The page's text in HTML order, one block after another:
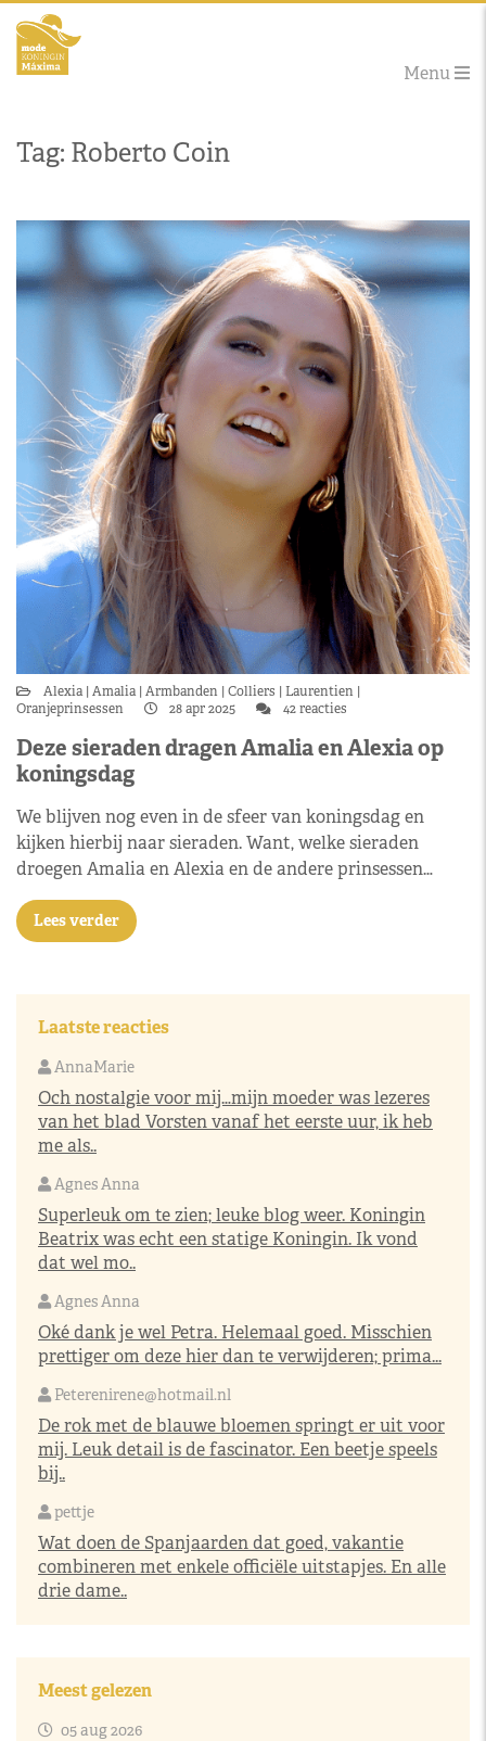
Menu
Tag: Roberto Coin
Alexia Amalia Armbanden Colliers
Laurentien
Oranjeprinsessen
28 apr 2025 42 reacties
Deze sieraden dragen Amalia en Alexia op
koningsdag
We blijven nog even in de sfeer van koningsdag en
kijken hierbij naar sieraden. Want, welke sieraden
droegen Amalia en Alexia en de andere prinsessen…
Lees verder
Laatste reacties
AnnaMarie
Och nostalgie voor mij…mijn moeder was lezeres
van het blad Vorsten vanaf het eerste uur, ik heb
me als..
Agnes Anna
Superleuk om te zien; leuke blog weer. Koningin
Beatrix was echt een statige Koningin. Ik vond
dat wel mo..
Agnes Anna
Oké dank je wel Petra. Helemaal goed. Misschien
prettiger om deze hier dan te verwijderen; prima...
Peterenirene@hotmail.nl
De rok met de blauwe bloemen springt er uit voor
mij. Leuk detail is de fascinator. Een beetje speels
bij..
pettje
Wat doen de Spanjaarden dat goed, vakantie
combineren met enkele officiële uitstapjes. En alle
drie dame..
Meest gelezen
05 aug 2026